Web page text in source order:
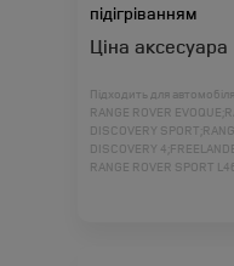
підігріванням
Ціна аксесуара
Підходить для автомобіля :
RANGE ROVER EVOQUE;
DISCOVERY SPORT;
DISCOVERY 4;
RANGE ROVER SPORT